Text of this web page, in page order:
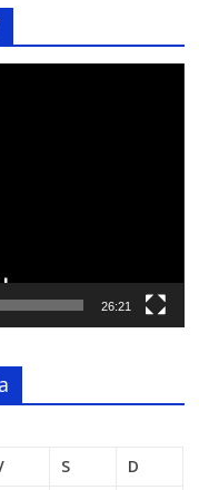
26:21
S
D